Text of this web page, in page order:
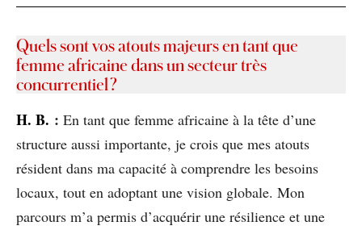
Quels sont vos atouts majeurs en tant que
femme africaine dans un secteur très
concurrentiel ?
H. B. : En tant que femme africaine à la tête d’une
structure aussi importante, je crois que mes atouts
résident dans ma capacité à comprendre les besoins
locaux, tout en adoptant une vision globale. Mon
parcours m’a permis d’acquérir une résilience et une